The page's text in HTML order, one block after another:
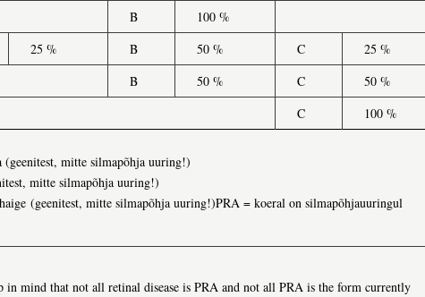
B
100 %
25 % B 50 % C
25 %
B 50 % C
50 %
C 100 %
mitte silmapõhja uuring!)
mitte silmapõhja uuring!)
(geenitest, mitte silmapõhja uuring!)PRA = koeral on silmapõhjauuringul
in mind that not all retinal disease is PRA and not all PRA is the form currently